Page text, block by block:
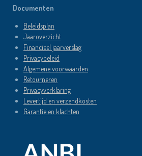
Documenten
Beleidsplan
Jaaroverzicht
Financieel jaarverslag
Privacybeleid
Algemene voorwaarden
Retourneren
Privacyverklaring
Levertijd en verzendkosten
Garantie en klachten